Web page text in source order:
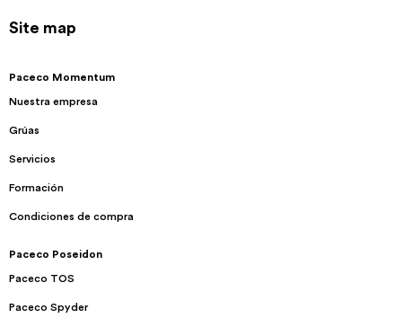
Site map
Paceco Momentum
Nuestra empresa
Grúas
Servicios
Formación
Condiciones de compra
Paceco Poseidon
Paceco TOS
Paceco Spyder